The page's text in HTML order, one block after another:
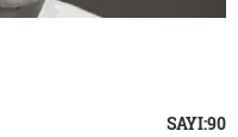
SAYI:90